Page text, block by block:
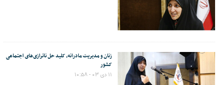
زنان و مدیریت مادرانه، کلید حل ناترازی‌های اجتماعی
کشور
۱۱ دی ۰۳ - ۱۰:۵۸